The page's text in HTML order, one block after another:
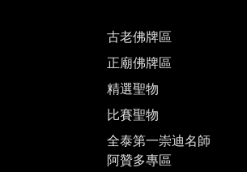
古老佛牌區
正廟佛牌區
精選聖物
比賽聖物
全泰第一崇迪名師
阿贊多專區